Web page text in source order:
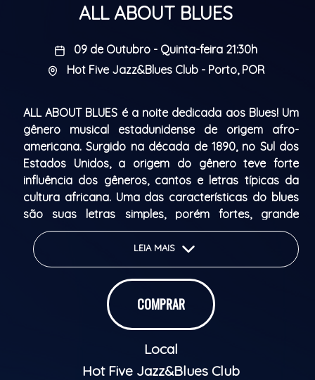
ALL ABOUT BLUES
09 de Outubro - Quinta-feira 21:30h
Hot Five Jazz&Blues Club - Porto, POR
ALL ABOUT BLUES é a noite dedicada aos Blues! Um
gênero musical estadunidense de origem afro-
americana. Surgido na década de 1890, no Sul dos
Estados Unidos, a origem do gênero teve forte
influência dos gêneros, cantos e letras típicas da
cultura africana. Uma das características do blues
são suas letras simples, porém fortes, grande
entrega vocal e instrumentos como guitarra e piano.
Abertura de portas: 21h30
Início do espetáculo: 22h30
ALL ABOUT BLUES is the night dedicated to the Blues!
An American musical genre of African-American
LEIA MAIS
COMPRAR
Local
Hot Five Jazz&Blues Club